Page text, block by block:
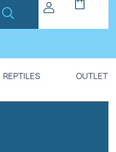
REPTILES OUTLET